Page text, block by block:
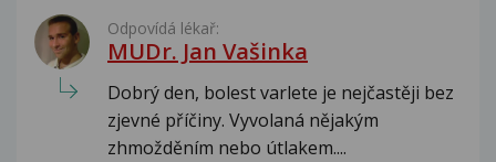
Odpovídá lékař:
MUDr. Jan Vašinka
Dobrý den, bolest varlete je nejčastěji bez
zjevné příčiny. Vyvolaná nějakým
zhmožděním nebo útlakem....